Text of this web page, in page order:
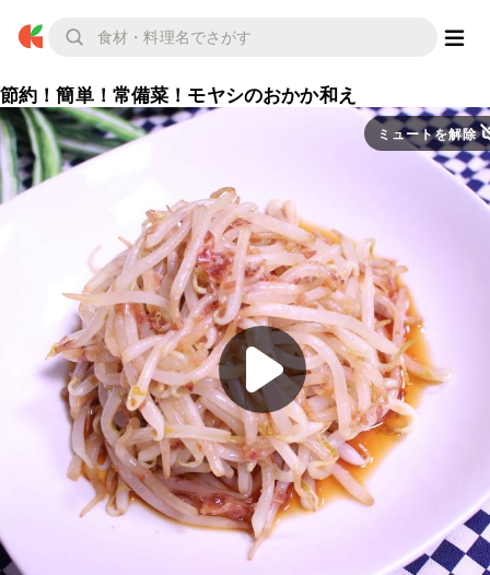
節約！簡単！常備菜！モヤシのおかか和え
ミュートを解除